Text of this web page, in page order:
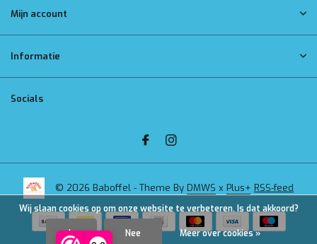
Mijn account
Informatie
Socials
© 2026 Baboffel - Theme By DMWS x Plus+ RSS-feed
Wij slaan cookies op om onze website te verbeteren. Is dat akkoord?
Ja Nee Meer over cookies »